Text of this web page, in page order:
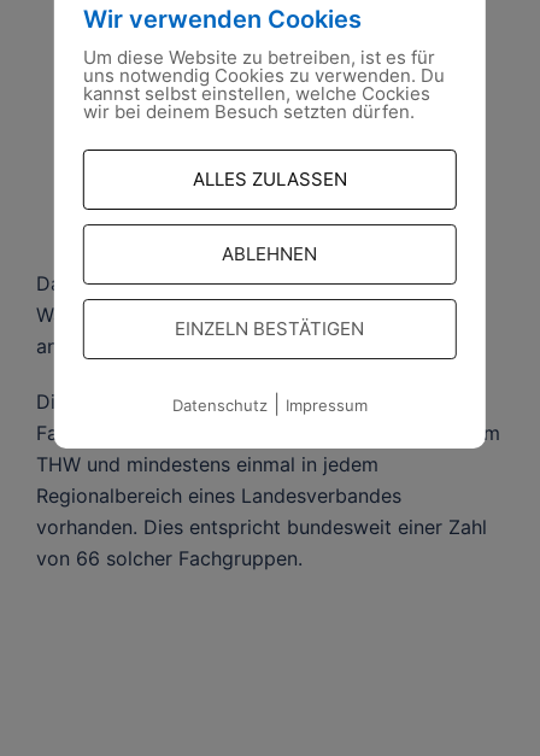
Ladekrans
das Transportieren von Gütern auf dem
Wasser
das Transportieren von Personen auf dem
die Unterwassererkundung
der Bau von stationären Arbeitsplattformen
auf dem Wasser
Darüber hinaus erfüllt die Fachgruppe
Wassergefahren Unterstützungsaufgaben für
andere (Teil-) Einheiten.
Die Fachgruppe Wassergefahren ist als
Fachgruppe im Technischen Zug eine Teileinheit im
THW und mindestens einmal in jedem
Regionalbereich eines Landesverbandes
vorhanden. Dies entspricht bundesweit einer Zahl
von 66 solcher Fachgruppen.
Wir verwenden Cookies
Um diese Website zu betreiben, ist es für
uns notwendig Cookies zu verwenden. Du
kannst selbst einstellen, welche Cockies
wir bei deinem Besuch setzten dürfen.
ALLES ZULASSEN
ABLEHNEN
EINZELN BESTÄTIGEN
Datenschutz| Impressum